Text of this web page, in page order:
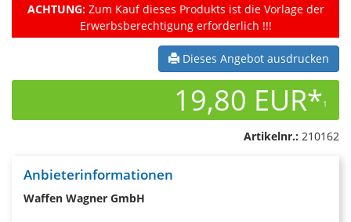
ACHTUNG:Zum Kauf dieses Produkts ist die Vorlage der
Erwerbsberechtigung erforderlich !!!
Dieses Angebot ausdrucken
19,80 EUR*1
Artikelnr.: 210162
Anbieterinformationen
Waffen Wagner GmbH